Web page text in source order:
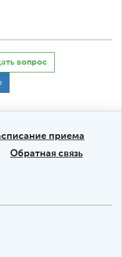
вопрос
приема
Обратная связь